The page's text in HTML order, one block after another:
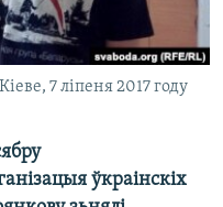
7 ліпеня 2017 году
ўкраінскіх